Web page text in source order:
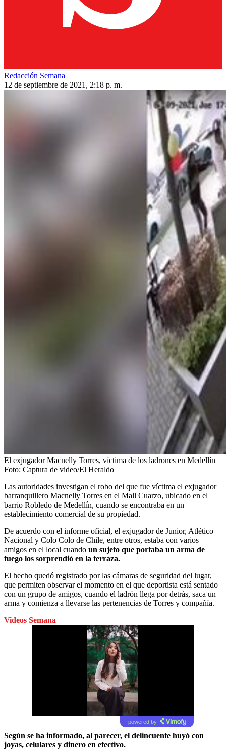
Redacción Semana
12 de septiembre de 2021, 2:18 p. m.
El exjugador Macnelly Torres, víctima de los ladrones en Medellín
Foto: Captura de video/El Heraldo
Las autoridades investigan el robo del que fue víctima el exjugador
barranquillero Macnelly Torres en el Mall Cuarzo, ubicado en el
barrio Robledo de Medellín, cuando se encontraba en un
establecimiento comercial de su propiedad.
De acuerdo con el informe oficial, el exjugador de Junior, Atlético
Nacional y Colo Colo de Chile, entre otros, estaba con varios
amigos en el local cuando un sujeto que portaba un arma de
fuego los sorprendió en la terraza.
El hecho quedó registrado por las cámaras de seguridad del lugar,
que permiten observar el momento en el que deportista está sentado
con un grupo de amigos, cuando el ladrón llega por detrás, saca un
arma y comienza a llevarse las pertenencias de Torres y compañía.
Videos Semana
powered by
Según se ha informado, al parecer, el delincuente huyó con
joyas, celulares y dinero en efectivo.